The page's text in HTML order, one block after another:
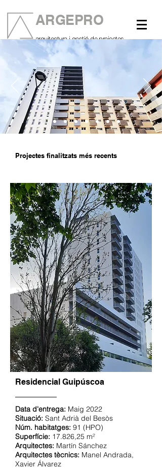
ARGEPRO
arquitectura i gestió de projectes
Projectes finalitzats més recents
Residencial Guipúscoa
Data d'entrega: Maig 2022
Situació: Sant Adrià del Besòs
Núm. habitatges: 91 (HPO)
Superfície: 17.826,25 m²
Arquitectes: Martín Sánchez
Arquitectes tècnics: Manel Andrada,
Xavier Álvarez